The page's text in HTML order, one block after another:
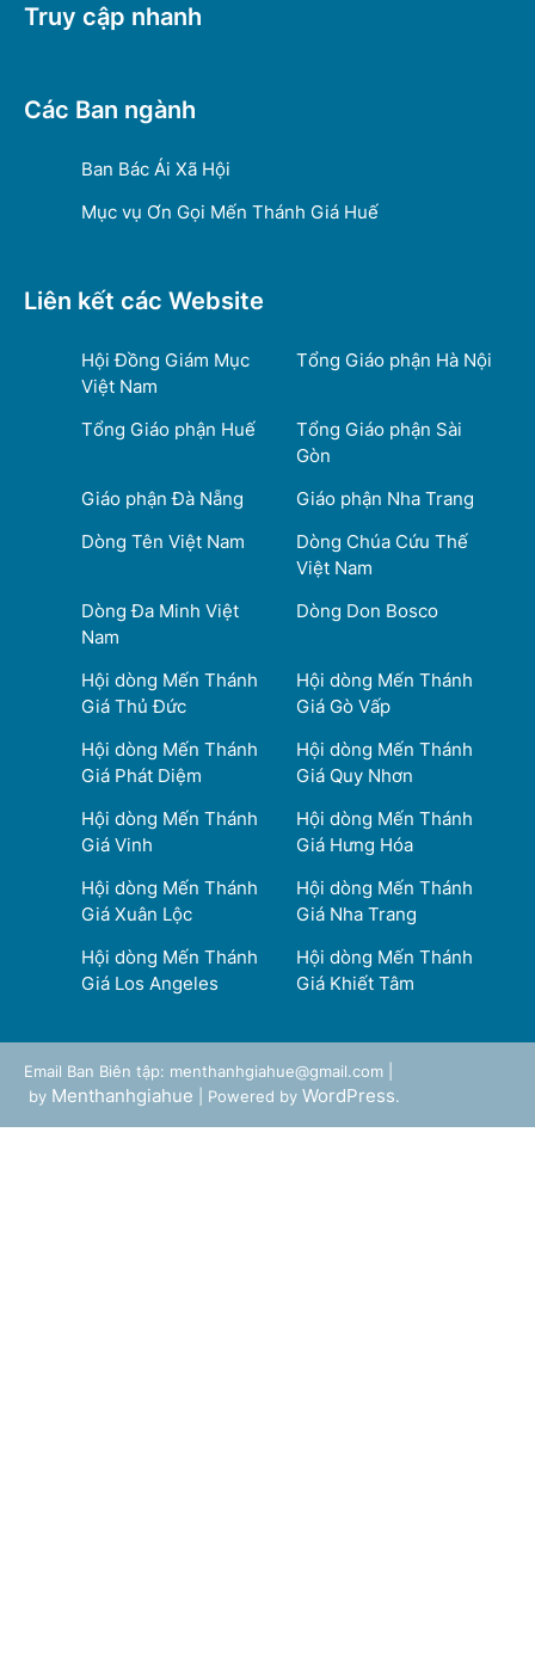
Truy cập nhanh
Các Ban ngành
Ban Bác Ái Xã Hội
Mục vụ Ơn Gọi Mến Thánh Giá Huế
Liên kết các Website
Hội Đồng Giám Mục
Việt Nam
Tổng Giáo phận Hà Nội
Tổng Giáo phận Huế
Tổng Giáo phận Sài
Gòn
Giáo phận Đà Nẵng
Giáo phận Nha Trang
Dòng Tên Việt Nam
Dòng Chúa Cứu Thế
Việt Nam
Dòng Đa Minh Việt
Nam
Dòng Don Bosco
Hội dòng Mến Thánh
Giá Thủ Đức
Hội dòng Mến Thánh
Giá Gò Vấp
Hội dòng Mến Thánh
Giá Phát Diệm
Hội dòng Mến Thánh
Giá Quy Nhơn
Hội dòng Mến Thánh
Giá Vinh
Hội dòng Mến Thánh
Giá Hưng Hóa
Hội dòng Mến Thánh
Giá Xuân Lộc
Hội dòng Mến Thánh
Giá Nha Trang
Hội dòng Mến Thánh
Giá Los Angeles
Hội dòng Mến Thánh
Giá Khiết Tâm
Email Ban Biên tập: menthanhgiahue@gmail.com |
by Menthanhgiahue | Powered by WordPress.